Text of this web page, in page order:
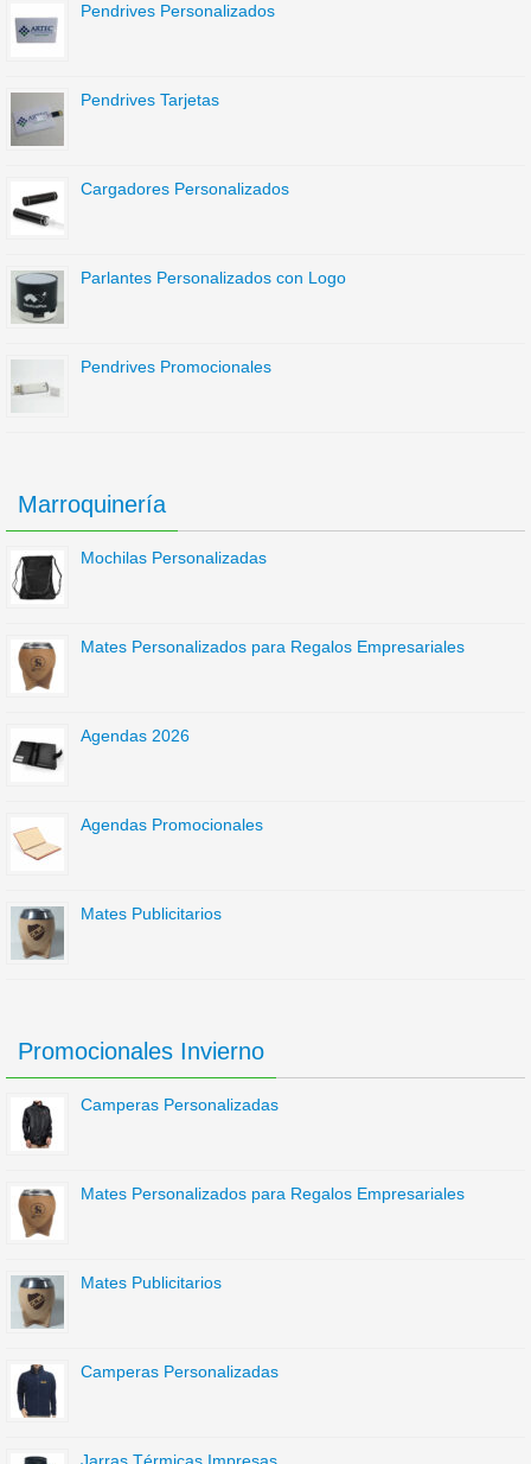
Pendrives Personalizados
Pendrives Tarjetas
Cargadores Personalizados
Parlantes Personalizados con Logo
Pendrives Promocionales
Marroquinería
Mochilas Personalizadas
Mates Personalizados para Regalos Empresariales
Agendas 2026
Agendas Promocionales
Mates Publicitarios
Promocionales Invierno
Camperas Personalizadas
Mates Personalizados para Regalos Empresariales
Mates Publicitarios
Camperas Personalizadas